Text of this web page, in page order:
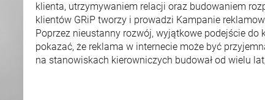
klienta, utrzymywaniem relacji oraz budowaniem
klientów GRiP tworzy i prowadzi Kampanie
Poprzez nieustanny rozwój, wyjątkowe podejście do
pokazać, że reklama w internecie może być
na stanowiskach kierowniczych budował od wielu